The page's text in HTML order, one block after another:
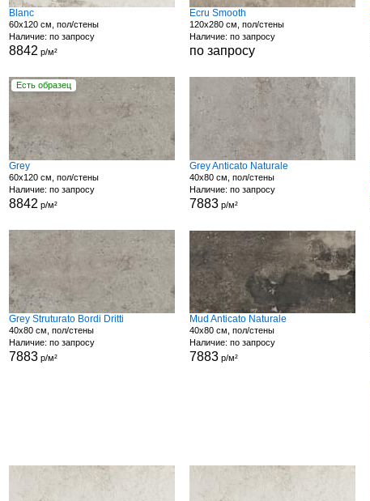
Blanc
60x120 см, пол/стены
Наличие: по запросу
8842 р/м²
Ecru Smooth
120x280 см, пол/стены
Наличие: по запросу
по запросу
Есть образец
Grey
60x120 см, пол/стены
Наличие: по запросу
8842 р/м²
Grey Anticato Naturale
40x80 см, пол/стены
Наличие: по запросу
7883 р/м²
Grey Struturato Bordi Dritti
40x80 см, пол/стены
Наличие: по запросу
7883р/м²
Mud Anticato Naturale
40x80 см, пол/стены
Наличие: по запросу
7883 р/м²